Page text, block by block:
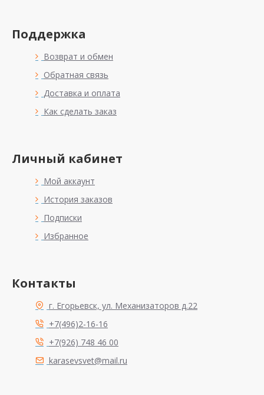
Поддержка
Возврат и обмен
Обратная связь
Доставка и оплата
Как сделать заказ
Личный кабинет
Мой аккаунт
История заказов
Подписки
Избранное
Контакты
г. Егорьевск, ул. Механизаторов д.22
+7(496)2-16-16
+7(926) 748 46 00
karasevsvet@mail.ru